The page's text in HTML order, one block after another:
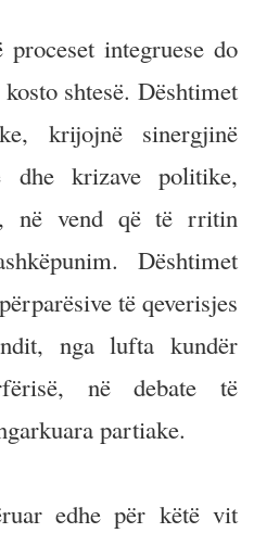
integruese do
shtesë. Dështimet
krijojnë sinergjinë
dhe krizave politike,
në vend që të rritin
Dështimet
të qeverisjes
nga lufta kundër
në debate të
partiake.
edhe për këtë vit